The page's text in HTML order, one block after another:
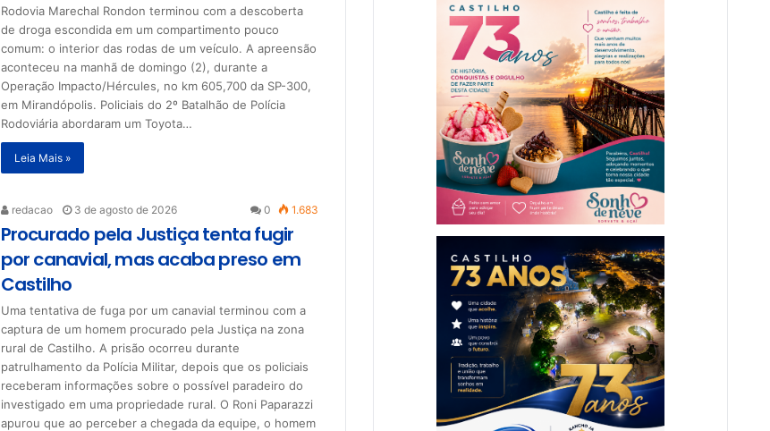
Rodovia Marechal Rondon terminou com a descoberta
de droga escondida em um compartimento pouco
comum: o interior das rodas de um veículo. A apreensão
aconteceu na manhã de domingo (2), durante a
Operação Impacto/Hércules, no km 605,700 da SP-300,
em Mirandópolis. Policiais do 2º Batalhão de Polícia
Rodoviária abordaram um Toyota…
Leia Mais »
redacao 3 de agosto de 2026 0 1.683
Procurado pela Justiça tenta fugir
por canavial, mas acaba preso em
Castilho
Uma tentativa de fuga por um canavial terminou com a
captura de um homem procurado pela Justiça na zona
rural de Castilho. A prisão ocorreu durante
patrulhamento da Polícia Militar, depois que os policiais
receberam informações sobre o possível paradeiro do
investigado em uma propriedade rural. O Roni Paparazzi
apurou que ao perceber a chegada da equipe, o homem